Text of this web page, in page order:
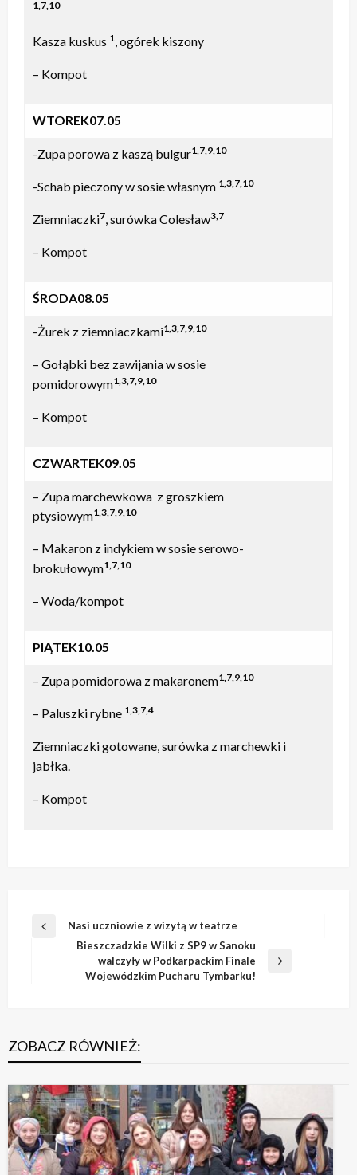
1,7,10
Kasza kuskus 1 , ogórek kiszony
– Kompot
WTOREK07.05
-Zupa porowa z kaszą bulgur1,7,9,10
-Schab pieczony w sosie własnym 1,3,7,10
Ziemniaczki7, surówka Colesław3,7
– Kompot
ŚRODA08.05
-Żurek z ziemniaczkami1,3,7,9,10
– Gołąbki bez zawijania w sosie
pomidorowym1,3,7,9,10
– Kompot
CZWARTEK09.05
– Zupa marchewkowa z groszkiem
ptysiowym1,3,7,9,10
– Makaron z indykiem w sosie serowo-
brokułowym1,7,10
– Woda/kompot
PIĄTEK10.05
– Zupa pomidorowa z makaronem1,7,9,10
– Paluszki rybne 1,3,7,4
Ziemniaczki gotowane, surówka z marchewki i
jabłka.
– Kompot
Nawigacja
PoprzedniNasi uczniowie z wizytą w teatrze
Bieszczadzkie Wilki z SP9 w Sanoku
walczyły w Podkarpackim Finale
Wojewódzkim Pucharu Tymbarku!
ZOBACZ RÓWNIEŻ: